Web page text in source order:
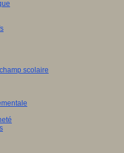
scolaire